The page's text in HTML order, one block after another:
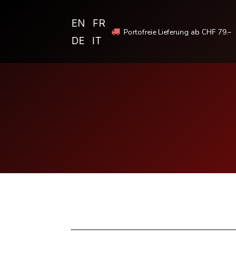
EN
FR
DE
IT
Portofreie Lieferung ab CHF 79.–